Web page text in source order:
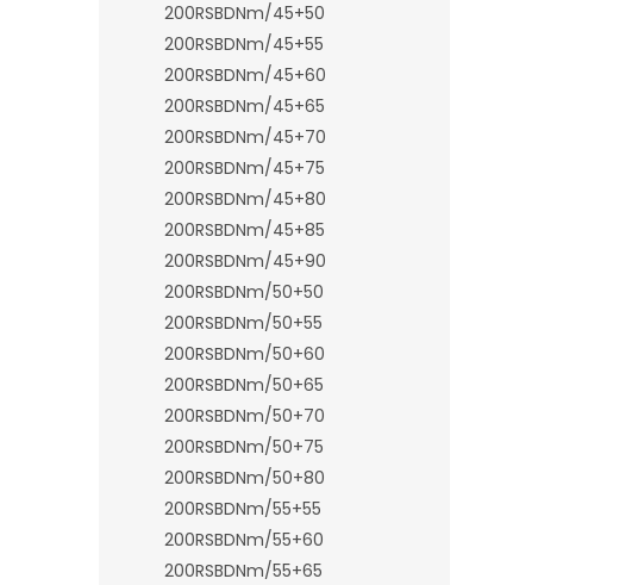
200RSBDNm/45+50
200RSBDNm/45+55
200RSBDNm/45+60
200RSBDNm/45+65
200RSBDNm/45+70
200RSBDNm/45+75
200RSBDNm/45+80
200RSBDNm/45+85
200RSBDNm/45+90
200RSBDNm/50+50
200RSBDNm/50+55
200RSBDNm/50+60
200RSBDNm/50+65
200RSBDNm/50+70
200RSBDNm/50+75
200RSBDNm/50+80
200RSBDNm/55+55
200RSBDNm/55+60
200RSBDNm/55+65